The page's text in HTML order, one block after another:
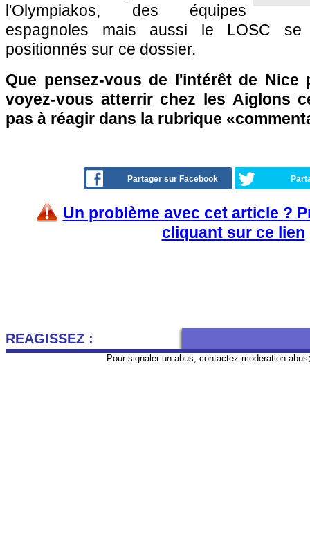
l'Olympiakos, des équipes
espagnoles mais aussi le LOSC se
positionnés sur ce dossier.
Que pensez-vous de l'intérêt de
voyez-vous atterrir chez les Aiglons
pas à réagir dans la rubrique
Partager sur Facebook
Un problème avec cet article ?
cliquant sur ce lien
REAGISSEZ :
Pour signaler un abus, contactez moderation-